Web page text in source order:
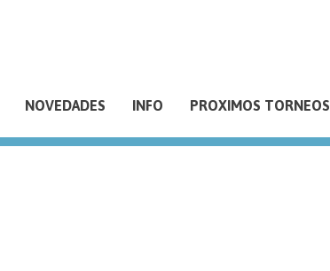
NOVEDADES INFO PROXIMOS TORNEOS